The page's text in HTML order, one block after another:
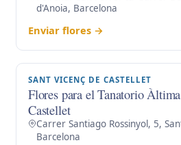
d'Anoia, Barcelona
Enviar flores →
SANT VICENÇ DE CASTELLET
Flores para el Tanatorio
Castellet
Carrer Santiago Rossinyol, 5,
Barcelona